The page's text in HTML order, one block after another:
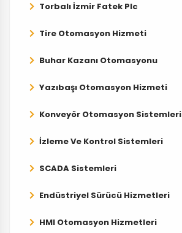
Torbalı İzmir Fatek Plc
Tire Otomasyon Hizmeti
Buhar Kazanı Otomasyonu
Yazıbaşı Otomasyon Hizmeti
Konveyör Otomasyon Sistemleri
İzleme Ve Kontrol Sistemleri
SCADA Sistemleri
Endüstriyel Sürücü Hizmetleri
HMI Otomasyon Hizmetleri